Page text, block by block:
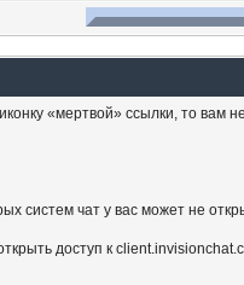
«мертвой» ссылки, то вам
систем чат у вас может не
доступ к